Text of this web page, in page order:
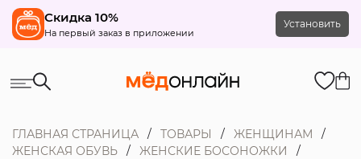
Скидка 10%
На первый заказ в приложении
Установить
ГЛАВНАЯ СТРАНИЦА ТОВАРЫ
ЖЕНЩИНАМ
ЖЕНСКАЯ ОБУВЬ
ЖЕНСКИЕ БОСОНОЖКИ